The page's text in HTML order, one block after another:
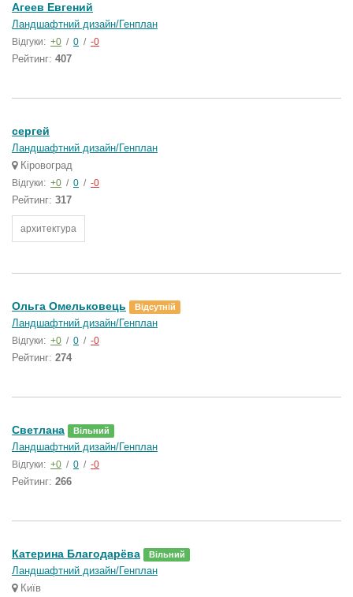
Агеев Евгений
Ландшафтний дизайн/Генплан
Відгуки: +0 / 0 / -0
Рейтинг: 407
сергей
Ландшафтний дизайн/Генплан
Кіровоград
Відгуки: +0 / 0 / -0
Рейтинг: 317
архитектура
Ольга Омельковець Відсутній
Ландшафтний дизайн/Генплан
Відгуки: +0 / 0 / -0
Рейтинг: 274
Светлана Вільний
Ландшафтний дизайн/Генплан
Відгуки: +0 / 0 / -0
Рейтинг: 266
Катерина Благодарёва Вільний
Ландшафтний дизайн/Генплан
Київ